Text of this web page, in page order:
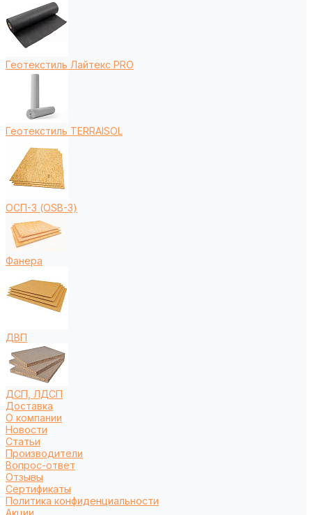
Геотекстиль Лайтекс PRO
Геотекстиль TERRAISOL
ОСП-3 (OSB-3)
Фанера
ДВП
ДСП, ЛДСП
Доставка
О компании
Новости
Статьи
Производители
Вопрос-ответ
Отзывы
Сертификаты
Политика конфиденциальности
Акции